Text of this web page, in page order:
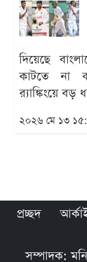
দিয়েছে
কাটতে না
র‍্যাঙ্কিংয়ে
২০২৬ মে ১৩
প্রচ্ছদ
সম্পাদক: